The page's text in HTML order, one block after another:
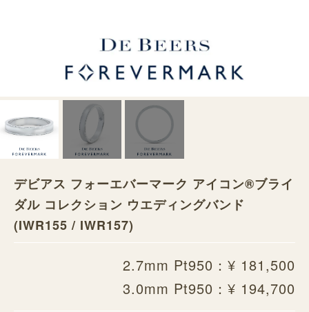
デビアス フォーエバーマーク アイコン®︎ブライ
ダル コレクション ウエディングバンド
(IWR155 / IWR157)
2.7mm Pt950：¥ 181,500
3.0mm Pt950：¥ 194,700